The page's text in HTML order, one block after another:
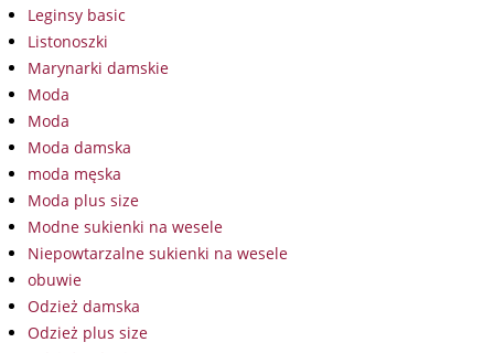
Leginsy basic
Listonoszki
Marynarki damskie
Moda
Moda
Moda damska
moda męska
Moda plus size
Modne sukienki na wesele
Niepowtarzalne sukienki na wesele
obuwie
Odzież damska
Odzież plus size